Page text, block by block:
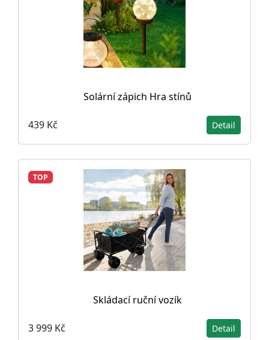
Solární zápich Hra stínů
439 Kč Detail
TOP
Skládací ruční vozík
3 999 Kč Detail